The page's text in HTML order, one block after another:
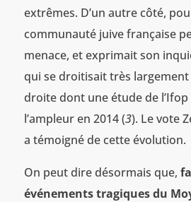
extrêmes. D’un autre côté,
communauté juive française
menace, et exprimait son
qui se droitisait très
droite dont une étude de
l’ampleur en 2014 (3). Le vote
a témoigné de cette évolution.
On peut dire désormais que,
événements tragiques du